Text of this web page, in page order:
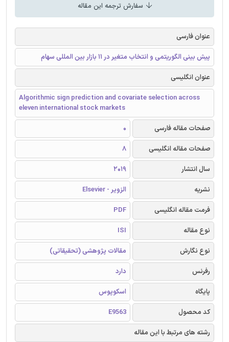
سفارش ترجمه این مقاله
عنوان فارسی
پیش بینی الگوریتمی و انتخاب متغیر در 11 بازار بین المللی سهام
عنوان انگلیسی
Algorithmic sign prediction and covariate selection across
eleven international stock markets
صفحات مقاله فارسی
0
صفحات مقاله انگلیسی
8
سال انتشار
2019
نشریه
الزویر - Elsevier
فرمت مقاله انگلیسی
PDF
نوع مقاله
ISI
نوع نگارش
مقالات پژوهشی (تحقیقاتی)
رفرنس
دارد
پایگاه
اسکوپوس
کد محصول
E9563
رشته های مرتبط با این مقاله